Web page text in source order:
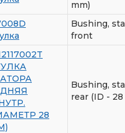
mm)
Bushing,
front
28
Bushing,
rear (ID -